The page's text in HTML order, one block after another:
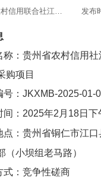
发布
称：贵州省农村信用
购项目
号：JKXMB-2025-01-
间：2025年2月18日
点：贵州省铜仁市江
（小坝组老马路）
式：竞争性磋商